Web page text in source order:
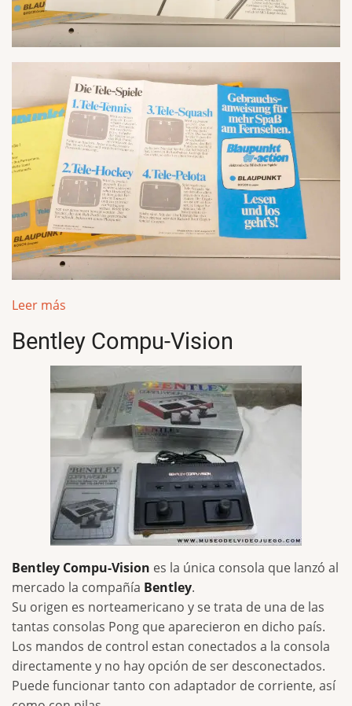
Leer más
Bentley Compu-Vision
Bentley Compu-Vision es la única consola que lanzó al
mercado la compañía Bentley.
Su origen es norteamericano y se trata de una de las
tantas consolas Pong que aparecieron en dicho país.
Los mandos de control estan conectados a la consola
directamente y no hay opción de ser desconectados.
Puede funcionar tanto con adaptador de corriente, así